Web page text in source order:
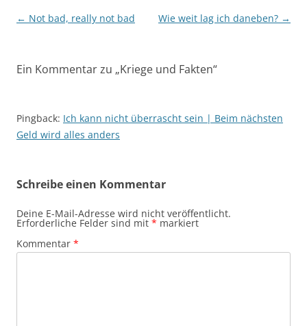
Beitragsnavigation
← Not bad, really not bad Wie weit lag ich daneben? →
Ein Kommentar zu „Kriege und Fakten“
Pingback: Ich kann nicht überrascht sein | Beim nächsten
Geld wird alles anders
Schreibe einen Kommentar
Deine E-Mail-Adresse wird nicht veröffentlicht.
Erforderliche Felder sind mit * markiert
Kommentar *